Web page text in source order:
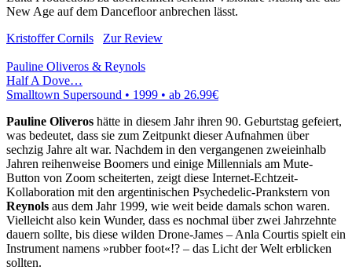
New Age auf dem Dancefloor anbrechen lässt.
Kristoffer Cornils
Zur Review
Pauline Oliveros & Reynols
Half A Dove…
Smalltown Supersound • 1999 • ab 26.99€
Pauline Oliveros hätte in diesem Jahr ihren 90. Geburtstag gefeiert,
was bedeutet, dass sie zum Zeitpunkt dieser Aufnahmen über
sechzig Jahre alt war. Nachdem in den vergangenen zweieinhalb
Jahren reihenweise Boomers und einige Millennials am Mute-
Button von Zoom scheiterten, zeigt diese Internet-Echtzeit-
Kollaboration mit den argentinischen Psychedelic-Prankstern von
Reynols aus dem Jahr 1999, wie weit beide damals schon waren.
Vielleicht also kein Wunder, dass es nochmal über zwei Jahrzehnte
dauern sollte, bis diese wilden Drone-James – Anla Courtis spielt ein
Instrument namens »rubber foot«!? – das Licht der Welt erblicken
sollten.